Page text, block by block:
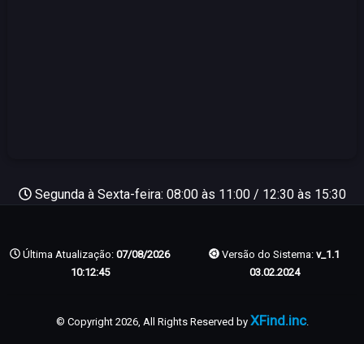
Segunda à Sexta-feira: 08:00 às 11:00 / 12:30 às 15:30
Última Atualização: 07/08/2026
10:12:45
Versão do Sistema: v_1.1
03.02.2024
© Copyright 2026, All Rights Reserved by XFind.inc.